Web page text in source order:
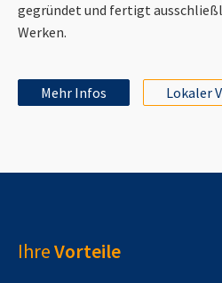
gegründet und fertigt
Werken.
Mehr Infos Lokaler
IhreVorteile